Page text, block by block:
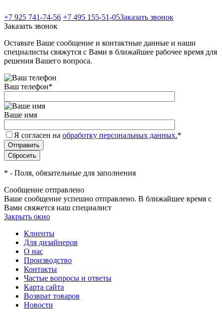
+7 925 741-74-56 +7 495 155-51-05Заказать звонок
Заказать звонок
Оставьте Ваше сообщение и контактные данные и наши
специалисты свяжутся с Вами в ближайшее рабочее время для
решения Вашего вопроса.
Ваш телефон*
Ваше имя
Я согласен на обработку персональных данных.*
* - Поля, обязательные для заполнения
Сообщение отправлено
Ваше сообщение успешно отправлено. В ближайшее время с
Вами свяжется наш специалист
Закрыть окно
Клиенты
Для дизайнеров
О нас
Производство
Контакты
Частые вопросы и ответы
Карта сайта
Возврат товаров
Новости